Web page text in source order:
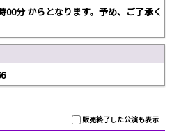
00分 からとなります。予め、ご了承く
販売終了した公演も表示